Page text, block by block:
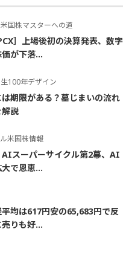
国株マスターへの道
］上場後初の決算発表、数字
が下落...
100年デザイン
は期限がある？墓じまいの流れ
説
米国株情報
AIスーパーサイクル第2幕、AI
で恩恵...
平均は617円安の65,683円で反
りも好...